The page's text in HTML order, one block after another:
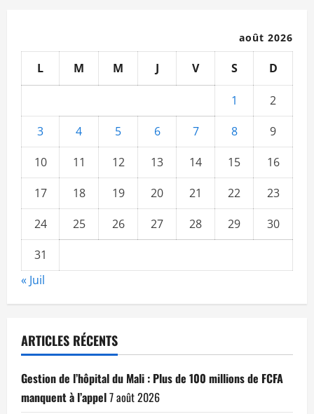
août 2026
L M M J V S D
1
2
3
4 5 6 7 8
9
10
11 12 13 14 15
16
17
18 19 20 21 22
23
24
25 26 27 28 29
30
31
« Juil
ARTICLES RÉCENTS
Gestion de l’hôpital du Mali : Plus de 100 millions de FCFA
manquent à l’appel7 août 2026